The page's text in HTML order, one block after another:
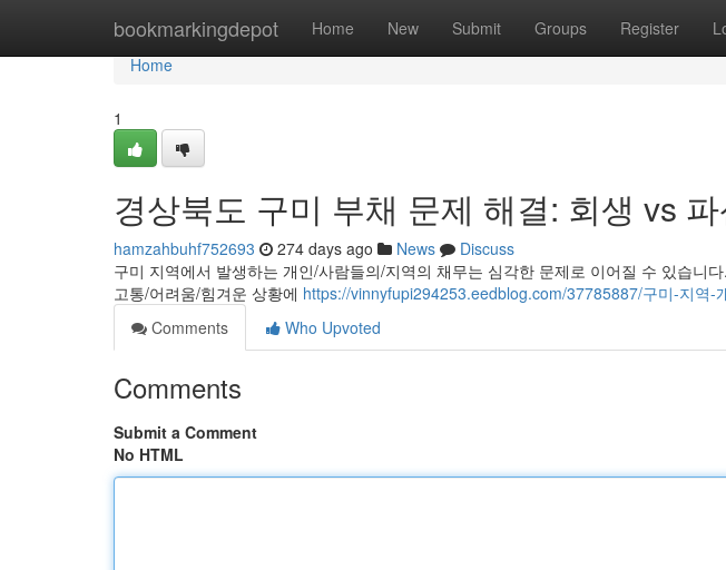
bookmarkingdepot Home New Submit Groups Register
Home
Home
1
경상북도 구미 부채 문제 해결: 회생 vs
hamzahbuhf752693 274 days ago News
Discuss
구미 지역에서 발생하는 개인/사람들의/지역의 채무는 심각한 문제로 이어질 수 있습니
고통/어려움/힘겨운 상황에 https://vinnyfupi294253.eedblog.com/37785887/구미-지역-
Comments
Who Upvoted
Comments
Submit a Comment
No HTML